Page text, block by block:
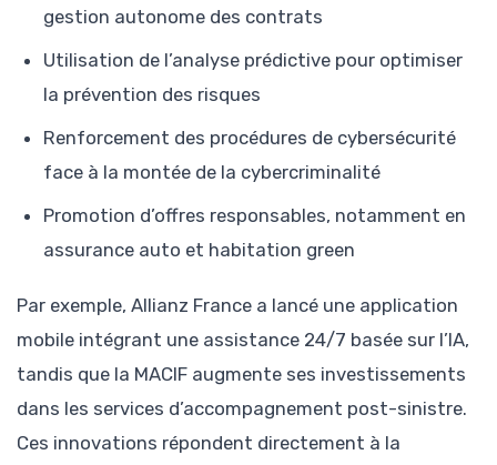
gestion autonome des contrats
Utilisation de l’analyse prédictive pour optimiser
la prévention des risques
Renforcement des procédures de cybersécurité
face à la montée de la cybercriminalité
Promotion d’offres responsables, notamment en
assurance auto et habitation green
Par exemple, Allianz France a lancé une application
mobile intégrant une assistance 24/7 basée sur l’IA,
tandis que la MACIF augmente ses investissements
dans les services d’accompagnement post-sinistre.
Ces innovations répondent directement à la